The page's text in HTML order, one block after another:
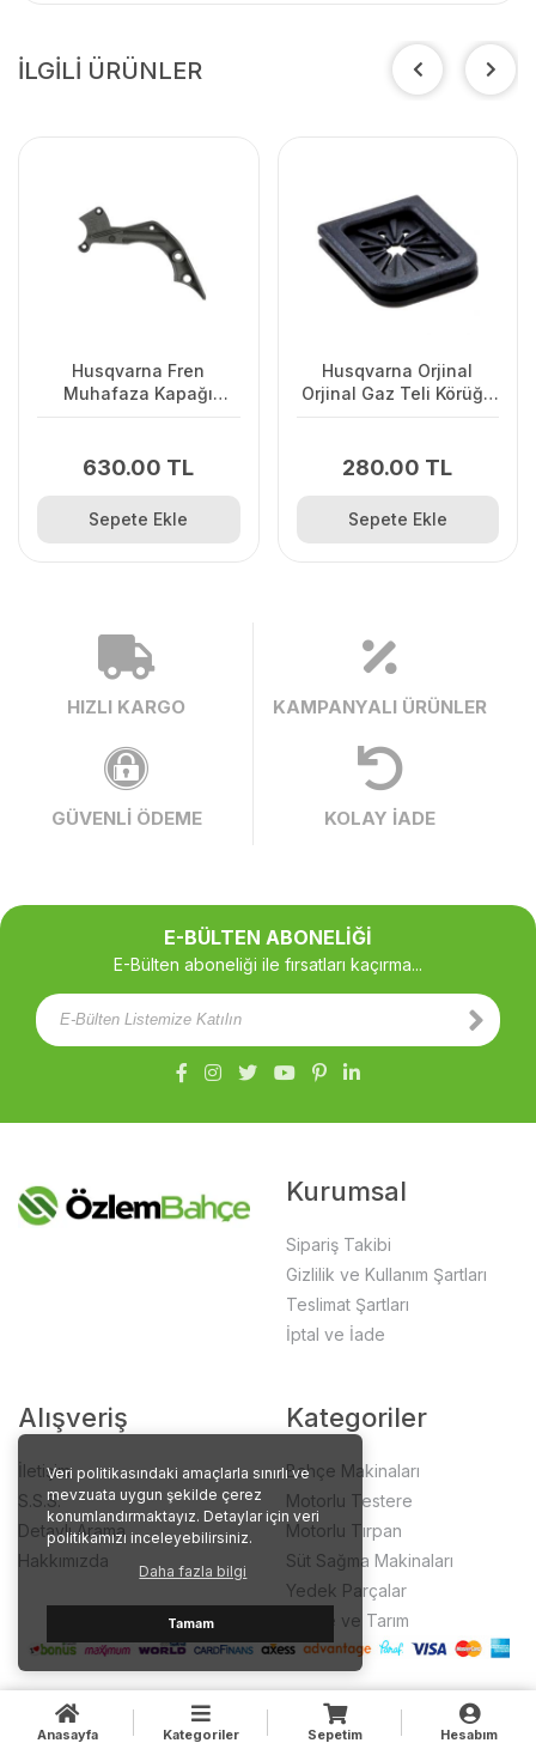
Veri politikasındaki amaçlarla sınırlı ve
mevzuata uygun şekilde çerez
konumlandırmaktayız. Detaylar için veri
politikamızı inceleyebilirsiniz.
Daha fazla bilgi
Tamam
İLGİLİ ÜRÜNLER
Husqvarna Fren
Muhafaza Kapağı
630.00 TL
Sepete Ekle
Husqvarna Orjinal
Orjinal Gaz Teli Körüğü
280.00 TL
Sepete Ekle
HIZLI KARGO KAMPANYALI ÜRÜNLER
GÜVENLİ ÖDEME KOLAY İADE
E-BÜLTEN ABONELİĞİ
E-Bülten aboneliği ile fırsatları kaçırma...
Kurumsal
Sipariş Takibi
Gizlilik ve Kullanım Şartları
Teslimat Şartları
İptal ve İade
Alışveriş
İletişim
S.S.S.
Detaylı Arama
Hakkımızda
Kategoriler
Bahçe Makinaları
Motorlu Testere
Motorlu Tırpan
Süt Sağma Makinaları
Yedek Parçalar
Bahçe ve Tarım
Anasayfa Kategoriler Sepetim Hesabım